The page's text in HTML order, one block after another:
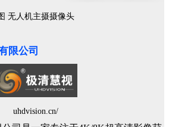
无人机主摄摄像头
限公司
uhdvision.cn/